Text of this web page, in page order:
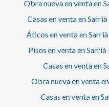
Obra nueva en venta en
Casas en venta en
Áticos en venta en
Pisos en venta en
Casas en venta en
Obra nueva en venta
Casas en venta en